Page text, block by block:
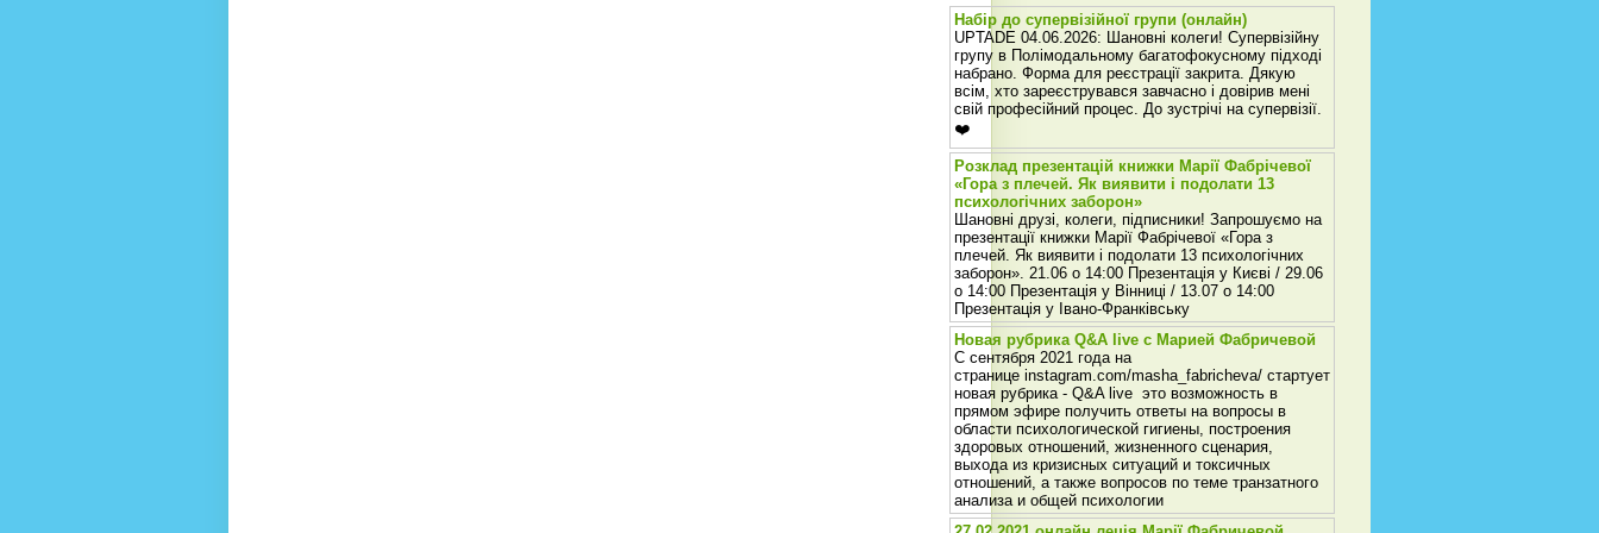
Набір до супервізійної групи (онлайн)
UPTADE 04.06.2026: Шановні колеги! Супервізійну
групу в Полімодальному багатофокусному підході
набрано. Форма для реєстрації закрита. Дякую
всім, хто зареєструвався завчасно і довірив мені
свій професійний процес. До зустрічі на супервізії.
❤️
Розклад презентацій книжки Марії Фабрічевої
«Гора з плечей. Як виявити і подолати 13
психологічних заборон»
Шановні друзі, колеги, підписники! Запрошуємо на
презентації книжки Марії Фабрічевої «Гора з
плечей. Як виявити і подолати 13 психологічних
заборон». 21.06 о 14:00 Презентація у Києві / 29.06
о 14:00 Презентація у Вінниці / 13.07 о 14:00
Презентація у Івано-Франківську
Новая рубрика Q&A live с Марией Фабричевой
С сентября 2021 года на
странице instagram.com/masha_fabricheva/ стартует
новая рубрика - Q&A live это возможность в
прямом эфире получить ответы на вопросы в
области психологической гигиены, построения
здоровых отношений, жизненного сценария,
выхода из кризисных ситуаций и токсичных
отношений, а также вопросов по теме транзатного
анализа и общей психологии